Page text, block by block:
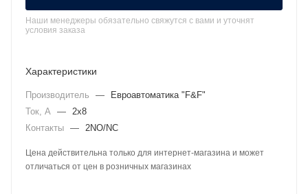
Наши менеджеры обязательно свяжутся с вами и уточнят
условия заказа
Характеристики
Производитель —
Евроавтоматика "F&F"
Ток, А — 2х8
Контакты — 2NO/NC
Цена действительна только для интернет-магазина и может
отличаться от цен в розничных магазинах